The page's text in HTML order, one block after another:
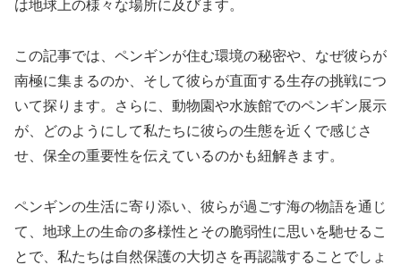
は地球上の様々な場所に及びます。
この記事では、ペンギンが住む環境の秘密や、なぜ彼らが
南極に集まるのか、そして彼らが直面する生存の挑戦につ
いて探ります。さらに、動物園や水族館でのペンギン展示
が、どのようにして私たちに彼らの生態を近くで感じさ
せ、保全の重要性を伝えているのかも紐解きます。
ペンギンの生活に寄り添い、彼らが過ごす海の物語を通じ
て、地球上の生命の多様性とその脆弱性に思いを馳せるこ
とで、私たちは自然保護の大切さを再認識することでしょ